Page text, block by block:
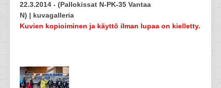
22.3.2014 - (Pallokissat N-PK-35 Vantaa
N) | kuvagalleria
Kuvien kopioiminen ja käyttö ilman lupaa on kielletty.